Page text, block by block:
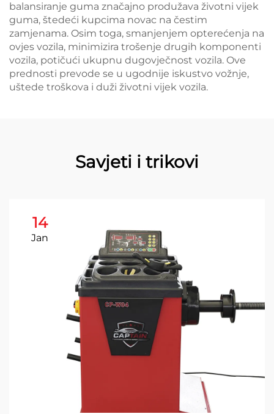
balansiranje guma značajno produžava životni vijek
guma, štedeći kupcima novac na čestim
zamjenama. Osim toga, smanjenjem opterećenja na
ovjes vozila, minimizira trošenje drugih komponenti
vozila, potičući ukupnu dugovječnost vozila. Ove
prednosti prevode se u ugodnije iskustvo vožnje,
uštede troškova i duži životni vijek vozila.
Savjeti i trikovi
14
Jan